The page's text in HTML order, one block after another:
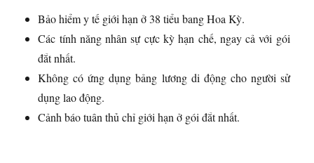
Bảo hiểm y tế giới hạn ở 38 tiểu bang Hoa Kỳ.
Các tính năng nhân sự cực kỳ hạn chế, ngay cả với gói
đắt nhất.
Không có ứng dụng bảng lương di động cho người sử
dụng lao động.
Cảnh báo tuân thủ chỉ giới hạn ở gói đắt nhất.